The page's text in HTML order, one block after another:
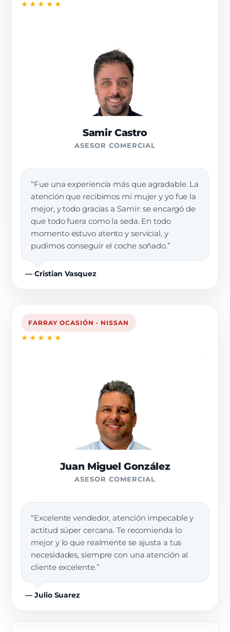
★★★★★
Samir Castro
ASESOR COMERCIAL
“Fue una experiencia más que agradable. La
atención que recibimos mi mujer y yo fue la
mejor, y todo gracias a Samir: se encargó de
que todo fuera como la seda. En todo
momento estuvo atento y servicial, y
pudimos conseguir el coche soñado.”
— Cristian Vasquez
FARRAY OCASIÓN · NISSAN
★★★★★
Juan Miguel González
ASESOR COMERCIAL
“Excelente vendedor, atención impecable y
actitud súper cercana. Te recomienda lo
mejor y lo que realmente se ajusta a tus
necesidades, siempre con una atención al
cliente excelente.”
— Julio Suarez